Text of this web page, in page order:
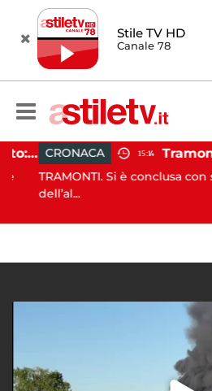
Stile TV HD
Canale 78
Incidente agricolo nel Cilento: trattore si ribalta, muore 71enne CRONACA 15:14
TRAMONTI. Si è conclusa con
dell’al...